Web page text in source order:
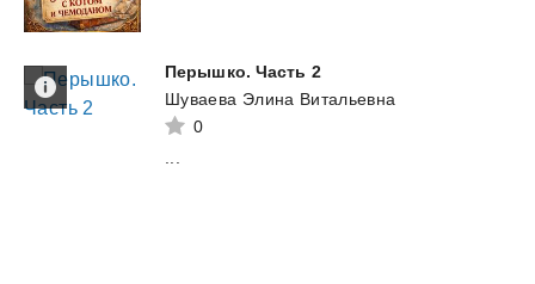
Перышко. Часть 2
Шуваева Элина Витальевна
0